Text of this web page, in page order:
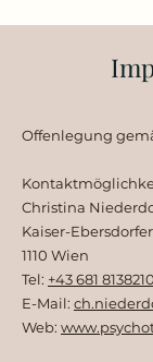
Offenlegung
Christina
Kaiser-
1110 Wien
Tel: +43 681
E-Mail:
Web: